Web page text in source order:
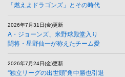
「燃えよドラゴンズ」とその時代
2026年7月31日(金)更新
A・ジョーンズ、米野球殿堂入り
闘将・星野仙一が称えたチーム愛
2026年7月24日(金)更新
“独立リーグの出世頭”角中勝也引退